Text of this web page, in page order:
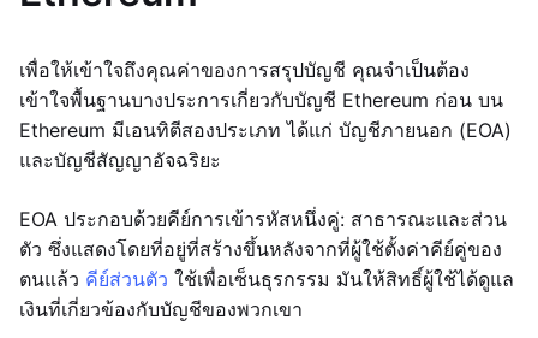
เพื่อให้เข้าใจถึงคุณค่าของการสรุปบัญชี คุณจำเป็นต้อง
เข้าใจพื้นฐานบางประการเกี่ยวกับบัญชี Ethereum ก่อน บน
Ethereum มีเอนทิตีสองประเภท ได้แก่ บัญชีภายนอก (EOA)
และบัญชีสัญญาอัจฉริยะ
EOA ประกอบด้วยคีย์การเข้ารหัสหนึ่งคู่: สาธารณะและส่วน
ตัว ซึ่งแสดงโดยที่อยู่ที่สร้างขึ้นหลังจากที่ผู้ใช้ตั้งค่าคีย์คู่ของ
ตนแล้ว คีย์ส่วนตัว ใช้เพื่อเซ็นธุรกรรม มันให้สิทธิ์ผู้ใช้ได้ดูแล
เงินที่เกี่ยวข้องกับบัญชีของพวกเขา